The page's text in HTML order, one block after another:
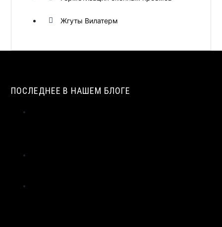
Жгуты Вилатерм
ПОСЛЕДНЕЕ В НАШЕМ БЛОГЕ